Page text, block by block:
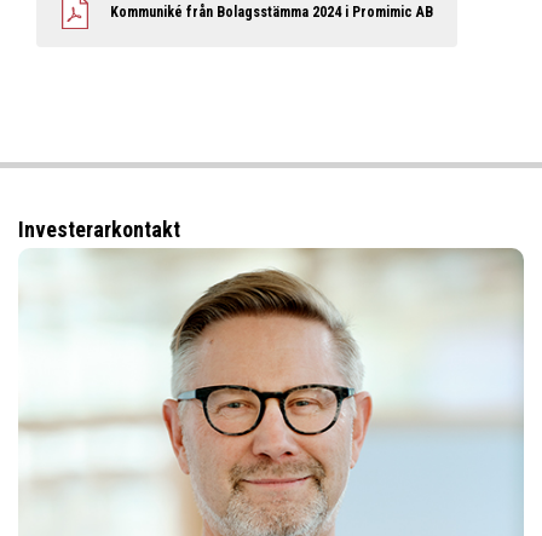
Kommuniké från Bolagsstämma 2024 i Promimic AB
Investerarkontakt